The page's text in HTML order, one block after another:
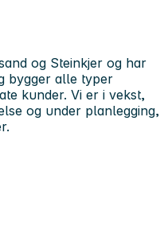
og Steinkjer og har
bygger alle typer
kunder. Vi er i vekst,
og under planlegging,